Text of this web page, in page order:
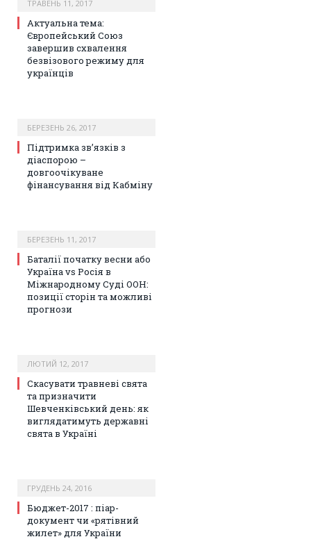
ТРАВЕНЬ 11, 2017
Актуальна тема:
Європейський Союз
завершив схвалення
безвізового режиму для
українців
БЕРЕЗЕНЬ 26, 2017
Підтримка зв’язків з
діаспорою –
довгоочікуване
фінансування від Кабміну
БЕРЕЗЕНЬ 11, 2017
Баталії початку весни або
Україна vs Росія в
Міжнародному Суді ООН:
позиції сторін та можливі
прогнози
ЛЮТИЙ 12, 2017
Скасувати травневі свята
та призначити
Шевченківський день: як
виглядатимуть державні
свята в Україні
ГРУДЕНЬ 24, 2016
Бюджет-2017 : піар-
документ чи «рятівний
жилет» для України